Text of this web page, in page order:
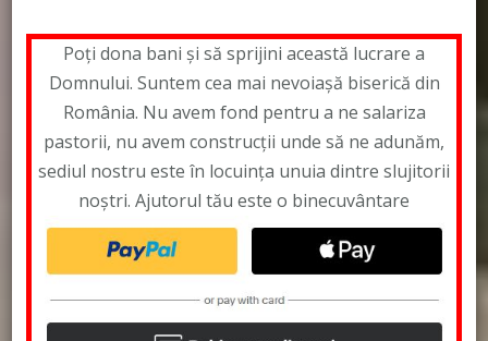
Poți dona bani și să sprijini această lucrare a
Domnului. Suntem cea mai nevoiașă biserică din
România. Nu avem fond pentru a ne salariza
pastorii, nu avem construcții unde să ne adunăm,
sediul nostru este în locuința unuia dintre slujitorii
noștri. Ajutorul tău este o binecuvântare